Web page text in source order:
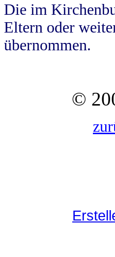
Die im
Eltern oder
übernommen.
©